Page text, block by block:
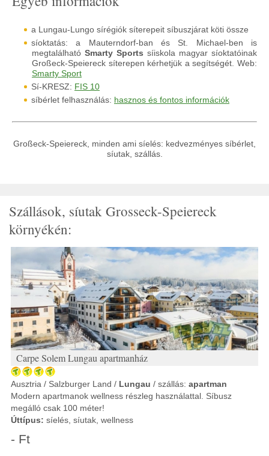
a Lungau-Lungo sírégiók síterepeit síbuszjárat köti össze
síoktatás: a Mauterndorf-ban és St. Michael-ben is
megtalálható Smarty Sports síiskola magyar síoktatóinak
Großeck-Speiereck síterepen kérhetjük a segítségét. Web:
Smarty Sport
Sí-KRESZ: FIS 10
síbérlet felhasználás: hasznos és fontos információk
Großeck-Speiereck, minden ami síelés: kedvezményes síbérlet,
síutak, szállás.
Szállások, síutak Grosseck-Speiereck
környékén:
Carpe Solem Lungau apartmanház
Ausztria / Salzburger Land / Lungau / szállás: apartman
Modern apartmanok wellness részleg használattal. Síbusz
megálló csak 100 méter!
Úttípus: síelés, síutak, wellness
- Ft